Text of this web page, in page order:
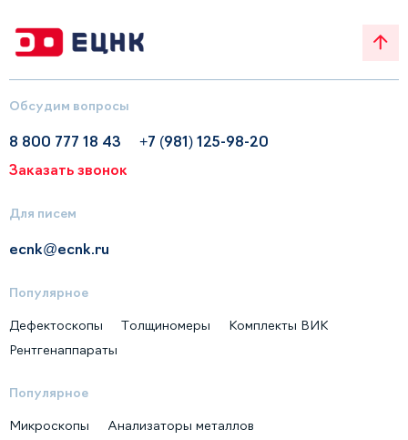
Обсудим вопросы
8 800 777 18 43
+7 (981) 125-98-20
Заказать звонок
Для писем
ecnk@ecnk.ru
Популярное
Дефектоскопы Толщиномеры
Комплекты ВИК
Рентгенаппараты
Популярное
Микроскопы
Анализаторы металлов